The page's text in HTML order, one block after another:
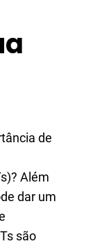
de
Além
dar um
são